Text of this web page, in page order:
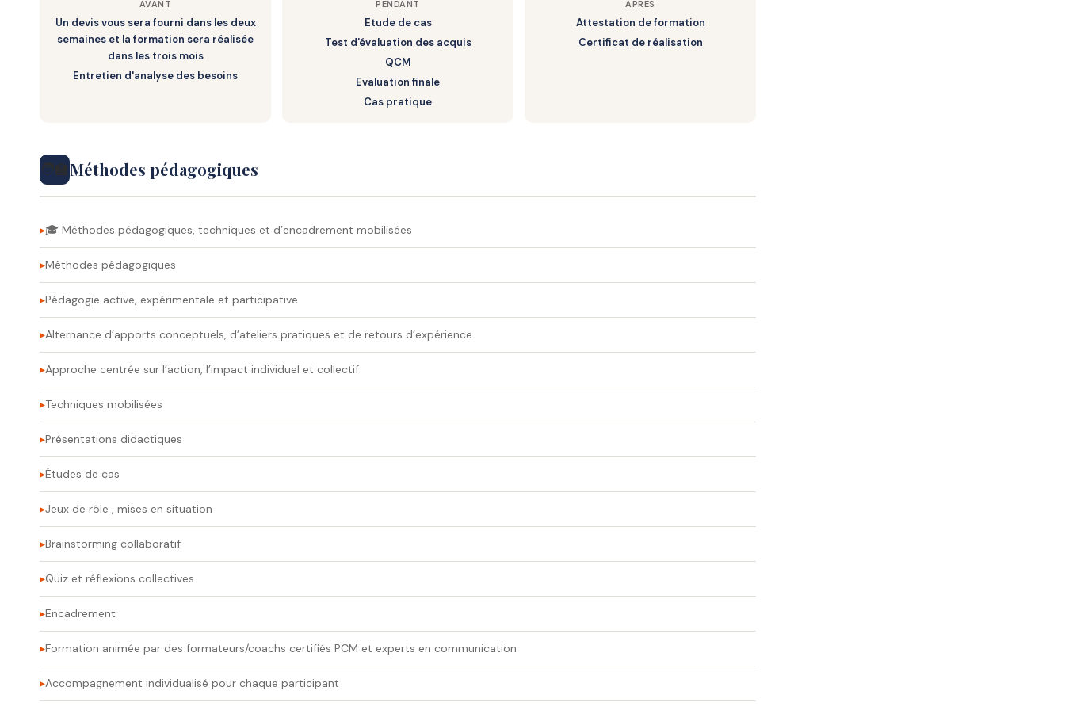
– . Impact de la posture mentale sur les résultats
– . Conclusion & Évaluation des acquis
– ➡️ Compétence visée : Gérer son mental pour maintenir constance, énergie et performance.
AVANT
Un devis vous sera fourni dans les deux
semaines et la formation sera réalisée
dans les trois mois
Entretien d'analyse des besoins
PENDANT
Etude de cas
Test d'évaluation des acquis
QCM
Evaluation finale
Cas pratique
APRÈS
Attestation de formation
Certificat de réalisation
🧑‍🏫Méthodes pédagogiques
🎓 Méthodes pédagogiques, techniques et d’encadrement mobilisées
Méthodes pédagogiques
Pédagogie active, expérimentale et participative
Alternance d’apports conceptuels, d’ateliers pratiques et de retours d’expérience
Approche centrée sur l’action, l’impact individuel et collectif
Techniques mobilisées
Présentations didactiques
Études de cas
Jeux de rôle , mises en situation
Brainstorming collaboratif
Quiz et réflexions collectives
Encadrement
Formation animée par des formateurs/coachs certifiés PCM et experts en communication
Accompagnement individualisé pour chaque participant